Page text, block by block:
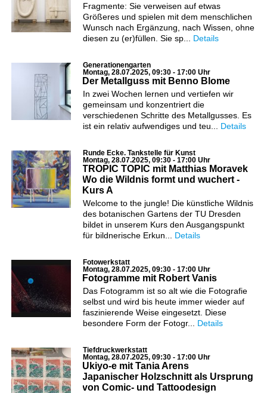
Fragmente: Sie verweisen auf etwas
Größeres und spielen mit dem menschlichen
Wunsch nach Ergänzung, nach Wissen, ohne
diesen zu (er)füllen. Sie sp... Details
Generationengarten
Montag, 28.07.2025, 09:30 - 17:00 Uhr
Der Metallguss mit Benno Blome
In zwei Wochen lernen und vertiefen wir
gemeinsam und konzentriert die
verschiedenen Schritte des Metallgusses. Es
ist ein relativ aufwendiges und teu... Details
Runde Ecke. Tankstelle für Kunst
Montag, 28.07.2025, 09:30 - 17:00 Uhr
TROPIC TOPIC mit Matthias Moravek
Wo die Wildnis formt und wuchert -
Kurs A
Welcome to the jungle! Die künstliche Wildnis
des botanischen Gartens der TU Dresden
bildet in unserem Kurs den Ausgangspunkt
für bildnerische Erkun... Details
Fotowerkstatt
Montag, 28.07.2025, 09:30 - 17:00 Uhr
Fotogramme mit Robert Vanis
Das Fotogramm ist so alt wie die Fotografie
selbst und wird bis heute immer wieder auf
faszinierende Weise eingesetzt. Diese
besondere Form der Fotogr... Details
Tiefdruckwerkstatt
Montag, 28.07.2025, 09:30 - 17:00 Uhr
Ukiyo-e mit Tania Arens
Japanischer Holzschnitt als Ursprung
von Comic- und Tattoodesign